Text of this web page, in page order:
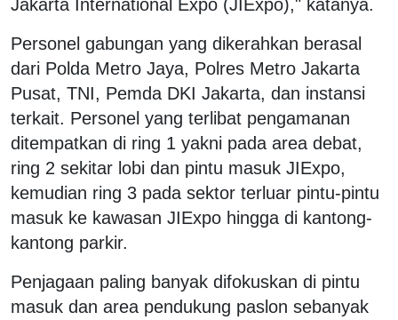
Jakarta International Expo (JIExpo)," katanya.
Personel gabungan yang dikerahkan berasal
dari Polda Metro Jaya, Polres Metro Jakarta
Pusat, TNI, Pemda DKI Jakarta, dan instansi
terkait. Personel yang terlibat pengamanan
ditempatkan di ring 1 yakni pada area debat,
ring 2 sekitar lobi dan pintu masuk JIExpo,
kemudian ring 3 pada sektor terluar pintu-pintu
masuk ke kawasan JIExpo hingga di kantong-
kantong parkir.
Penjagaan paling banyak difokuskan di pintu
masuk dan area pendukung paslon sebanyak